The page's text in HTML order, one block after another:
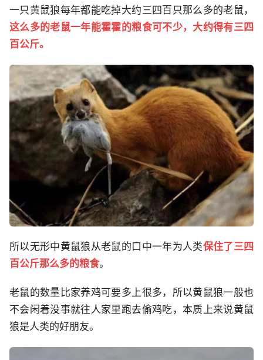
一只黄鼠狼每年都能吃掉大约三四百只那么多的老鼠，
这么多的老鼠一年能霍霍的粮食可不少，大约得有三四
百公斤。
所以无形中黄鼠狼从老鼠的口中一年为人类保住了三四
百公斤那么多的粮食。
老鼠的数量比家养鸡可要多上很多，所以黄鼠狼一般也
不会闲着没事就往人家里跑去偷鸡吃，本质上来说黄鼠
狼是人类的好朋友。